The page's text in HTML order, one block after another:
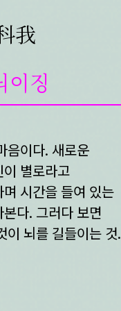
我
birth
異同動作 이동통 異同痛
징
음이다. 새로운
별로라고
시간을 들여 있는
다. 그러다 보면
이 뇌를 길들이는 것.